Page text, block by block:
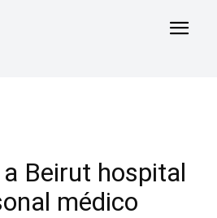
Beirut hospital
médico